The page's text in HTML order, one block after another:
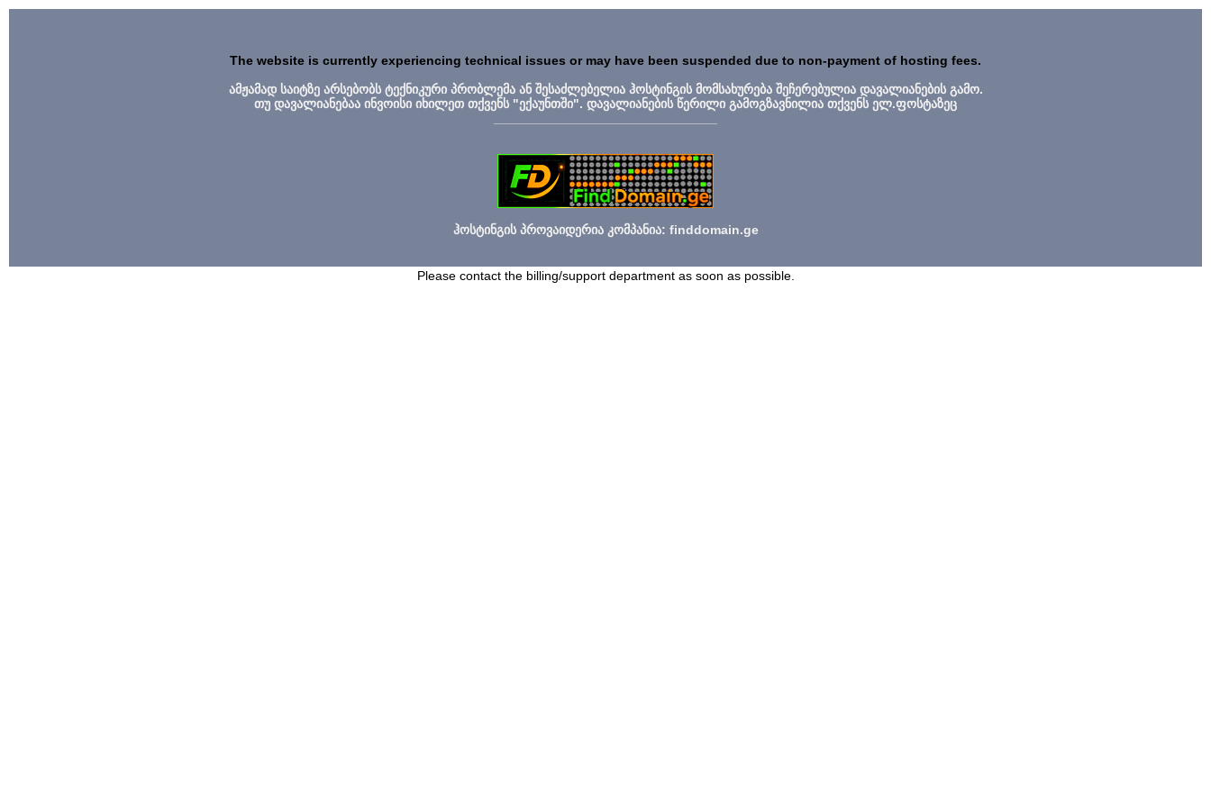
The website is currently experiencing technical issues or may have been suspended due to non-payment of hosting fees.
ამჟამად საიტზე არსებობს ტექნიკური პრობლემა ან შესაძლებელია ჰოსტინგის მომსახურება შეჩერებულია დავალიანების გამო.
თუ დავალიანებაა ინვოისი იხილეთ თქვენს "ექაუნთში". დავალიანების წერილი გამოგზავნილია თქვენს ელ.ფოსტაზეც
ჰოსტინგის პროვაიდერია კომპანია: finddomain.ge
Please contact the billing/support department as soon as possible.